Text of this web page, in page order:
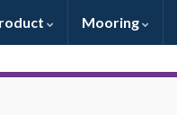
Mooring